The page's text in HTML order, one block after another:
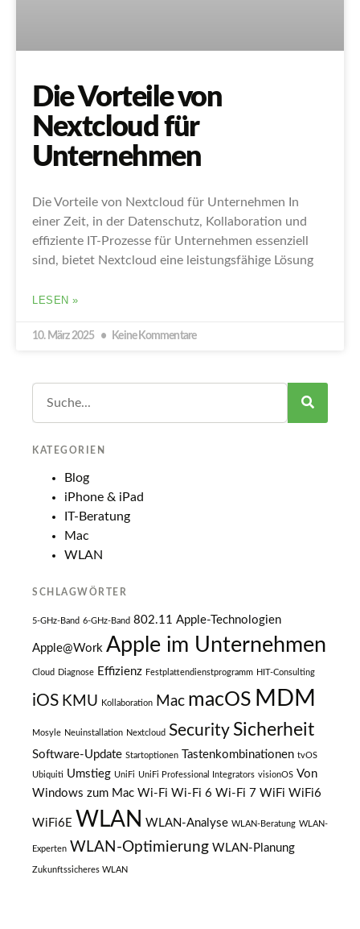
Die Vorteile von
Nextcloud für
Unternehmen
Die Vorteile von Nextcloud für Unternehmen In
einer Zeit, in der Datenschutz, Kollaboration und
effiziente IT-Prozesse für Unternehmen essenziell
sind, bietet Nextcloud eine leistungsfähige Lösung
LESEN »
10. März 2025 Keine Kommentare
KATEGORIEN
Blog
iPhone & iPad
IT-Beratung
Mac
WLAN
SCHLAGWÖRTER
5-GHz-Band 6-GHz-Band 802.11 Apple-Technologien
Apple@Work Apple im Unternehmen
Cloud Diagnose Effizienz Festplattendienstprogramm HIT-Consulting
iOS KMU Kollaboration Mac macOS MDM
Mosyle Neuinstallation Nextcloud Security Sicherheit
Software-Update Startoptionen Tastenkombinationen tvOS
Ubiquiti Umstieg UniFi UniFi Professional Integrators visionOS Von
Windows zum Mac Wi-Fi Wi-Fi 6 Wi-Fi 7 WiFi WiFi6
WiFi6E WLAN WLAN-Analyse WLAN-Beratung WLAN-
Experten WLAN-Optimierung WLAN-Planung
Zukunftssicheres WLAN